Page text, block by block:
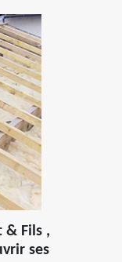
& Fils ,
ses